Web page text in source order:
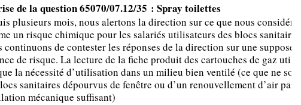
de la question 65070/07.12/35 : Spray toilettes
plusieurs mois, nous alertons la direction sur ce que nous
un risque chimique pour les salariés utilisateurs des blocs sanitaires.
continuons de contester les réponses de la direction sur une supposée
de risque. La lecture de la fiche produit des cartouches de gaz utilisé
la nécessité d’utilisation dans un milieu bien ventilé (ce que ne sont
sanitaires dépourvus de fenêtre ou d’un renouvellement d’air par
mécanique suffisant)